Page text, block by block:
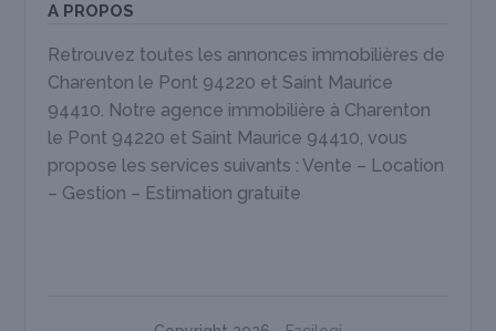
A PROPOS
Retrouvez toutes les annonces immobilières de
Charenton le Pont 94220 et Saint Maurice
94410. Notre agence immobilière à Charenton
le Pont 94220 et Saint Maurice 94410, vous
propose les services suivants : Vente – Location
– Gestion – Estimation gratuite